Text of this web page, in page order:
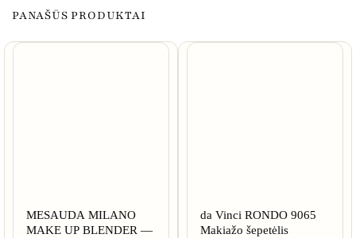
PANAŠŪS PRODUKTAI
MESAUDA MILANO
MAKE UP BLENDER —
da Vinci RONDO 9065
Makiažo šepetėlis